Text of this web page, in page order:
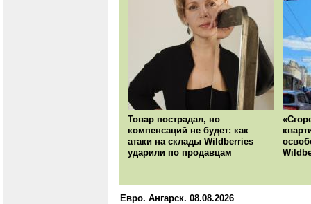
Товар пострадал, но
компенсаций не будет: как
атаки на склады Wildberries
ударили по продавцам
Евро. Ангарск. 08.08.2026